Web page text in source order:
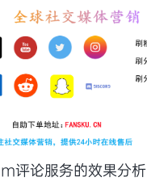
评论服务的效果分析